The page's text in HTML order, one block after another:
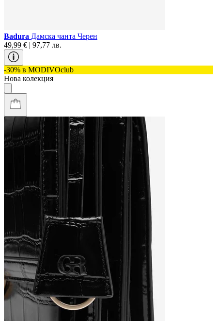
Badura Дамска чанта Черен
49,99 € | 97,77 лв.
-30% в MODIVOclub
Нова колекция